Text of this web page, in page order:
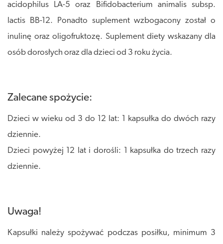
acidophilus LA-5 oraz Bifidobacterium animalis subsp.
lactis BB-12. Ponadto suplement wzbogacony został o
inulinę oraz oligofruktozę. Suplement diety wskazany dla
osób dorosłych oraz dla dzieci od 3 roku życia.
Zalecane spożycie:
Dzieci w wieku od 3 do 12 lat: 1 kapsułka do dwóch razy
dziennie.
Dzieci powyżej 12 lat i dorośli: 1 kapsułka do trzech razy
dziennie.
Uwaga!
Kapsułki należy spożywać podczas posiłku, minimum 3